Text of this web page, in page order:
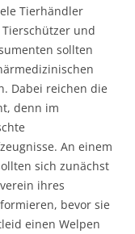
Tierhändler
und
sollten
Dabei reichen die
denn im
An einem
sich zunächst
ihres
bevor sie
einen Welpen